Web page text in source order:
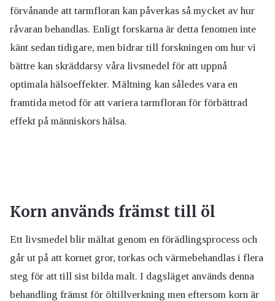
förvånande att tarmfloran kan påverkas så mycket av hur
råvaran behandlas. Enligt forskarna är detta fenomen inte
känt sedan tidigare, men bidrar till forskningen om hur vi
bättre kan skräddarsy våra livsmedel för att uppnå
optimala hälsoeffekter. Mältning kan således vara en
framtida metod för att variera tarmfloran för förbättrad
effekt på människors hälsa.
Korn används främst till öl
Ett livsmedel blir mältat genom en förädlingsprocess och
går ut på att kornet gror, torkas och värmebehandlas i flera
steg för att till sist bilda malt. I dagsläget används denna
behandling främst för öltillverkning men eftersom korn är